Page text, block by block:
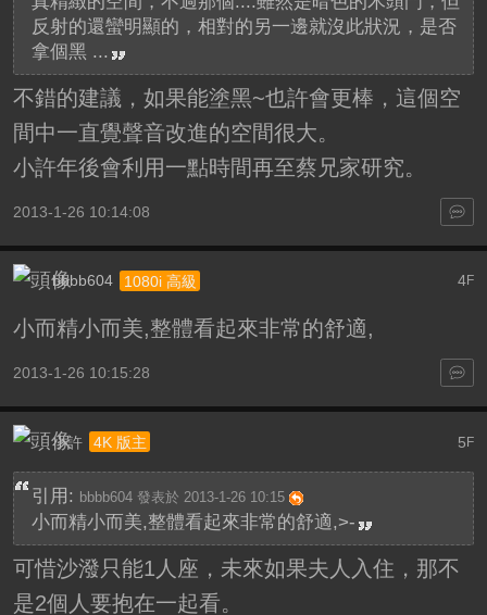
反射的還蠻明顯的，相對的另一邊就沒此狀況，是否
拿個黑 ...
不錯的建議，如果能塗黑~也許會更棒，這個空
間中一直覺聲音改進的空間很大。
小許年後會利用一點時間再至蔡兄家研究。
2013-1-26 10:14:08
4F
bbbb604 1080i 高級
小而精小而美,整體看起來非常的舒適,
2013-1-26 10:15:28
5F
小許 4K 版主
引用: bbbb604 發表於 2013-1-26 10:15
小而精小而美,整體看起來非常的舒適,>-
可惜沙潑只能1人座，未來如果夫人入住，那不
是2個人要抱在一起看。